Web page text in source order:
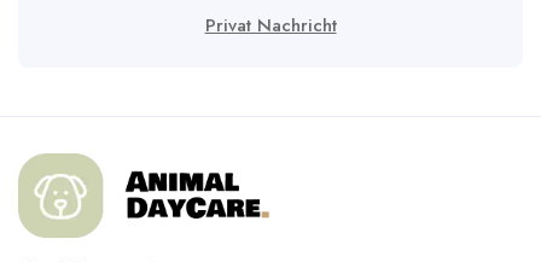
Privat Nachricht